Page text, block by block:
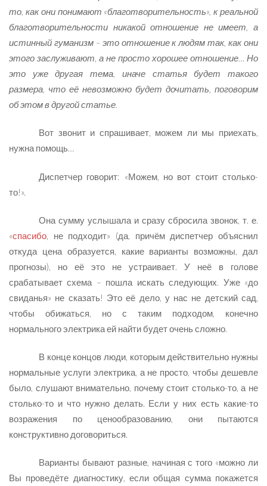
то, как они понимают «благотворительность», к реальной
благотворительности никакой отношение не имеет, а
истинный гуманизм – это отношение к людям так, как они
этого заслуживают, а не просто хорошее отношение… Но
это уже другая тема, иначе статья будет такого
размера, что её невозможно будет дочитать, поговорим
об этом в другой статье.
Вот звонит и спрашивает, можем ли мы приехать,
нужна помощь…
Диспетчер говорит: «Можем, но вот стоит столько-
то!».
Она сумму услышала и сразу сбросила звонок, т. е.
«спасибо, не подходит» (да, причём диспетчер объяснил
откуда цена образуется, какие варианты возможны, дал
прогнозы), но её это не устраивает. У неё в голове
срабатывает схема – пошла искать следующих. Уже «до
свиданья» не сказать! Это её дело, у нас не детский сад,
чтобы обижаться, но с таким подходом, конечно
нормального электрика ей найти будет очень сложно.
В конце концов люди, которым действительно нужны
нормальные услуги электрика, а не просто, чтобы дешевле
было, слушают внимательно, почему стоит столько-то, а не
столько-то и что нужно делать. Если у них есть какие-то
возражения по ценообразованию, они пытаются
конструктивно договориться.
Варианты бывают разные, начиная с того «можно ли
Вы проведёте диагностику, если общая сумма покажется